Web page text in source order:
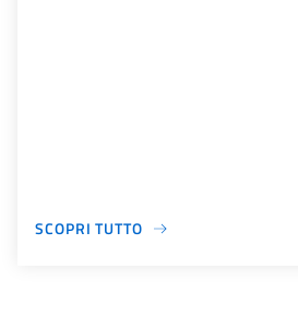
SCOPRI TUTTO